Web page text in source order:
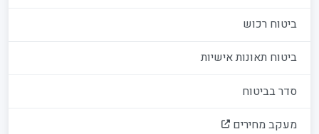
ביטוח רכוש
ביטוח תאונות אישיות
סדר בביטוח
מעקב מחירים